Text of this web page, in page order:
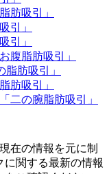
肪吸引」
引」
引」
腹脂肪吸引」
肪吸引」
肪吸引」
二の腕脂肪吸引」
在の情報を元に制
関する最新の情報